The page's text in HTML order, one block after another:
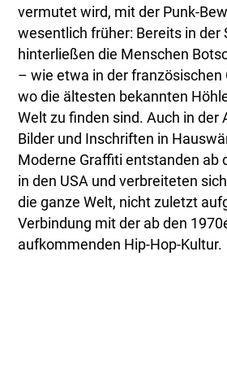
vermutet wird, mit der Punk-
wesentlich früher: Bereits in der
hinterließen die Menschen
– wie etwa in der französischen
wo die ältesten bekannten
Welt zu finden sind. Auch in der
Bilder und Inschriften in
Moderne Graffiti entstanden ab
in den USA und verbreiteten
die ganze Welt, nicht zuletzt
Verbindung mit der ab den
aufkommenden Hip-Hop-Kultur.